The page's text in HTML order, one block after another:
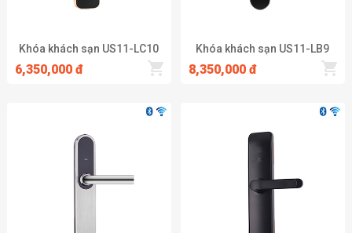
Khóa khách sạn US11-LC10
6,350,000 đ
Khóa khách sạn US11-LB9
8,350,000 đ